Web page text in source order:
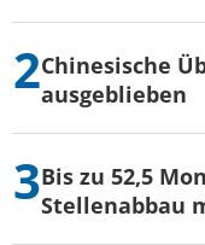
Chinesische
ausgeblieben
Bis zu 52,5
Stellenabbau